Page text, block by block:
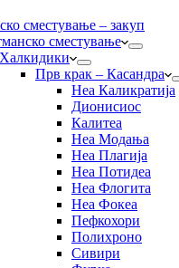
сместување – закуп
сместување
Халкидики
Прв крак – Касандра
Неа Каликратија
Дионисиос
Калитеа
Неа Модања
Неа Плагија
Неа Потидеа
Неа Флогита
Неа Фокеа
Пефкохори
Полихроно
Сивири